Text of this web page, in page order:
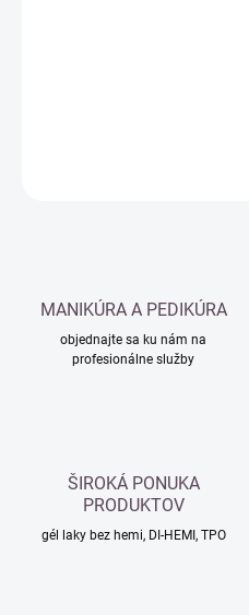
MANIKÚRA A PEDIKÚRA
objednajte sa ku nám na
profesionálne služby
ŠIROKÁ PONUKA
PRODUKTOV
gél laky bez hemi, DI-HEMI, TPO